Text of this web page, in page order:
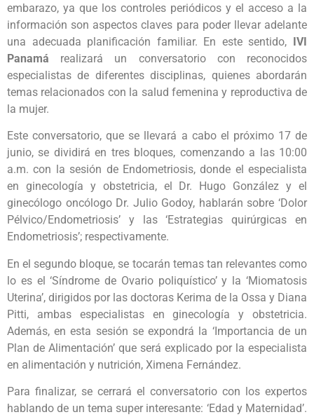
embarazo, ya que los controles periódicos y el acceso a la
información son aspectos claves para poder llevar adelante
una adecuada planificación familiar. En este sentido, IVI
Panamá realizará un conversatorio con reconocidos
especialistas de diferentes disciplinas, quienes abordarán
temas relacionados con la salud femenina y reproductiva de
la mujer.
Este conversatorio, que se llevará a cabo el próximo 17 de
junio, se dividirá en tres bloques, comenzando a las 10:00
a.m. con la sesión de Endometriosis, donde el especialista
en ginecología y obstetricia, el Dr. Hugo González y el
ginecólogo oncólogo Dr. Julio Godoy, hablarán sobre ‘Dolor
Pélvico/Endometriosis’ y las ‘Estrategias quirúrgicas en
Endometriosis’; respectivamente.
En el segundo bloque, se tocarán temas tan relevantes como
lo es el ‘Síndrome de Ovario poliquístico’ y la ‘Miomatosis
Uterina’, dirigidos por las doctoras Kerima de la Ossa y Diana
Pitti, ambas especialistas en ginecología y obstetricia.
Además, en esta sesión se expondrá la ‘Importancia de un
Plan de Alimentación’ que será explicado por la especialista
en alimentación y nutrición, Ximena Fernández.
Para finalizar, se cerrará el conversatorio con los expertos
hablando de un tema super interesante: ‘Edad y Maternidad’.